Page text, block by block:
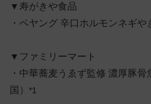
▼寿がきや食品
・ペヤング 辛口ホルモンネギや
▼ファミリーマート
・中華蕎麦うゑず監修 濃厚豚
国） *1